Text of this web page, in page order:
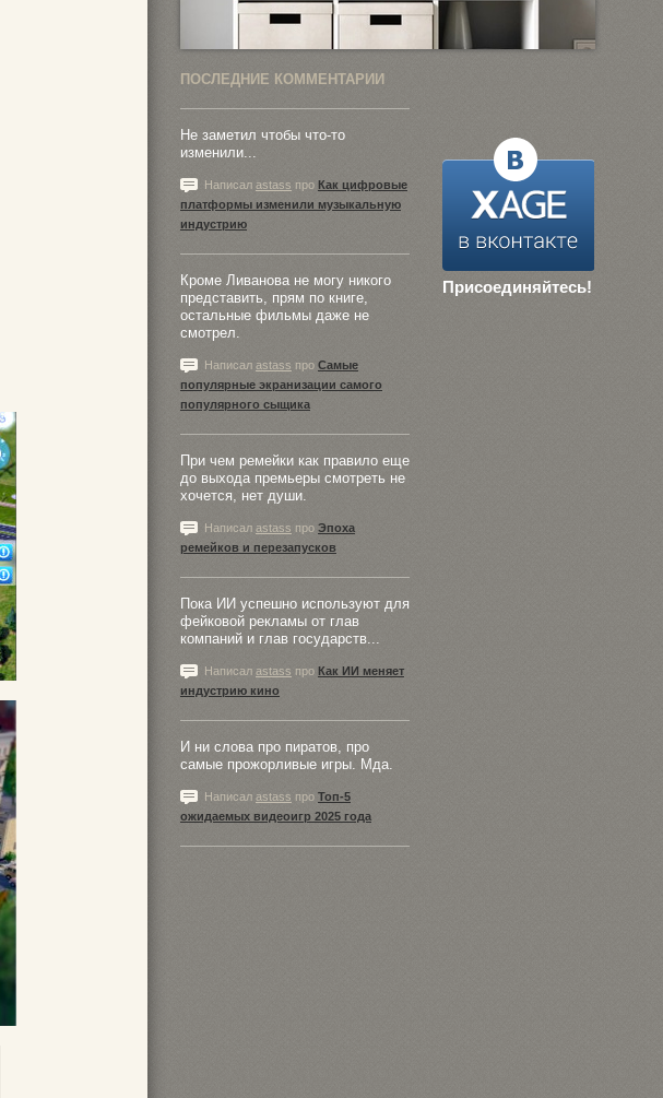
ПОСЛЕДНИЕ КОММЕНТАРИИ
Присоединяйтесь!
Не заметил чтобы что-то
изменили...
Написал astass про Как цифровые
платформы изменили музыкальную
индустрию
Кроме Ливанова не могу никого
представить, прям по книге,
остальные фильмы даже не
смотрел.
Написал astass про Самые
популярные экранизации самого
популярного сыщика
При чем ремейки как правило еще
до выхода премьеры смотреть не
хочется, нет души.
Написал astass про Эпоха
ремейков и перезапусков
Пока ИИ успешно используют для
фейковой рекламы от глав
компаний и глав государств...
Написал astass про Как ИИ меняет
индустрию кино
И ни слова про пиратов, про
самые прожорливые игры. Мда.
Написал astass про Топ-5
ожидаемых видеоигр 2025 года